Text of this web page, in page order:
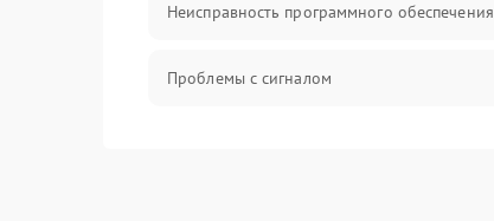
Неисправность программного обеспечения
Проблемы с сигналом